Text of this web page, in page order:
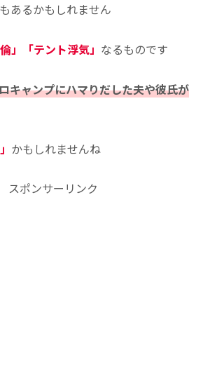
もあるかもしれません
」「テント浮気」 なるものです
キャンプにハマりだした夫や彼氏が
かもしれませんね
スポンサーリンク